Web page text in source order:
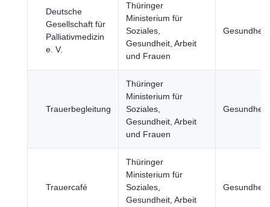
Deutsche
Gesellschaft für
Palliativmedizin
e. V.
Thüringer
Ministerium für
Soziales,
Gesundheit, Arbeit
und Frauen
Gesundheit
Trauerbegleitung
Thüringer
Ministerium für
Soziales,
Gesundheit, Arbeit
und Frauen
Gesundheit
Trauercafé
Thüringer
Ministerium für
Soziales,
Gesundheit, Arbeit
Gesundheit